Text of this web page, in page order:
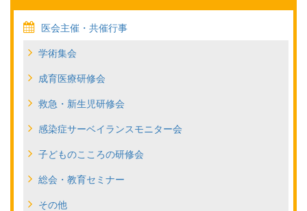
医会主催・共催行事
学術集会
成育医療研修会
救急・新生児研修会
感染症サーベイランスモニター会
子どものこころの研修会
総会・教育セミナー
その他